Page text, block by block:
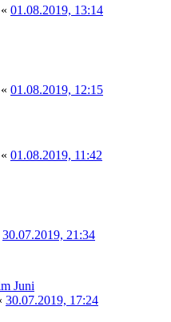
« 01.08.2019, 13:14
« 01.08.2019, 12:15
« 01.08.2019, 11:42
30.07.2019, 21:34
Juni
30.07.2019, 17:24